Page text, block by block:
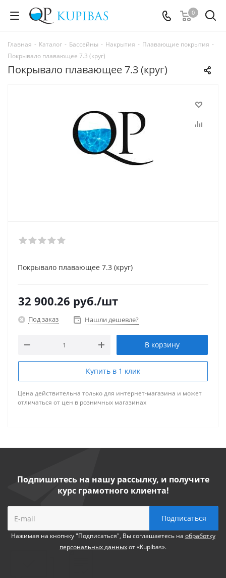
0
Главная - Каталог - Бассейны - Накрытия - Плавающие покрытия -
Покрывало плавающее 7.3 (круг)
Покрывало плавающее 7.3 (круг)
Покрывало плавающее 7.3 (круг)
32 900.26 руб./шт
Под заказ Нашли дешевле?
В корзину
Купить в 1 клик
Цена действительна только для интернет-магазина и может
отличаться от цен в розничных магазинах
Подпишитесь на нашу рассылку, и получите
курс грамотного клиента!
Нажимая на кнопнку "Подписаться", Вы соглашаетесь на обработку
персональных данныхот «Kupibas».